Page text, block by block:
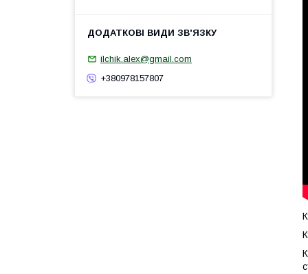
ilchik.alex@gmail.com
+380978157807